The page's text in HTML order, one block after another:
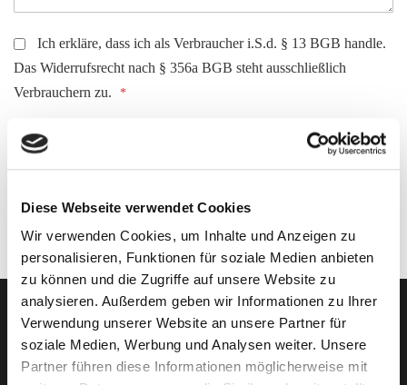
Diese Webseite verwendet Cookies
Wir verwenden Cookies, um Inhalte und Anzeigen zu
personalisieren, Funktionen für soziale Medien anbieten
zu können und die Zugriffe auf unsere Website zu
analysieren. Außerdem geben wir Informationen zu Ihrer
Verwendung unserer Website an unsere Partner für
soziale Medien, Werbung und Analysen weiter. Unsere
Partner führen diese Informationen möglicherweise mit
Ich erkläre, dass ich als Verbraucher i.S.d. § 13 BGB handle.
Das Widerrufsrecht nach § 356a BGB steht ausschließlich
Verbrauchern zu.
Widerruf absenden
Die Futterkammer